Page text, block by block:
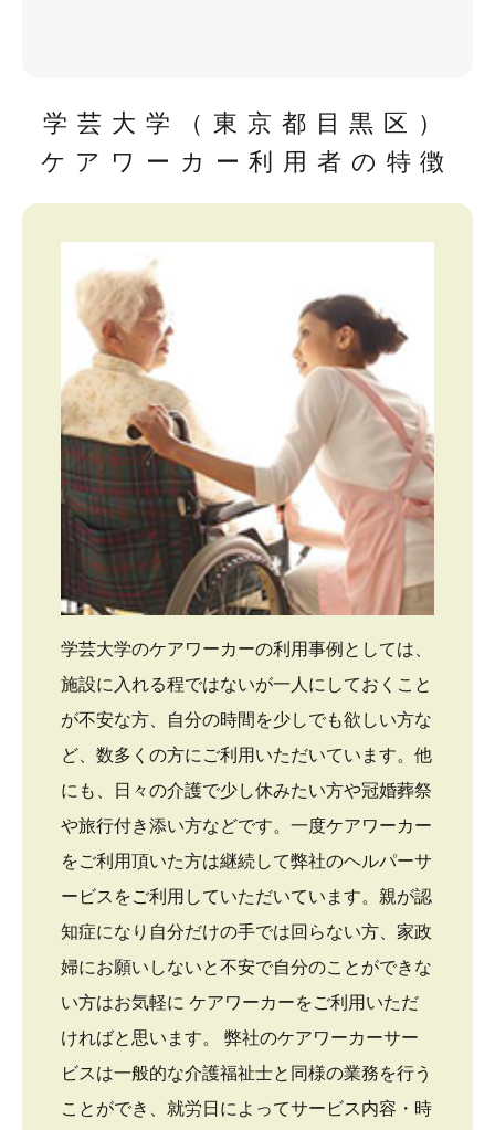
学芸大学（東京都目黒区）
ケアワーカー利用者の特徴
学芸大学のケアワーカーの利用事例としては、
施設に入れる程ではないが一人にしておくこと
が不安な方、自分の時間を少しでも欲しい方な
ど、数多くの方にご利用いただいています。他
にも、日々の介護で少し休みたい方や冠婚葬祭
や旅行付き添い方などです。一度ケアワーカー
をご利用頂いた方は継続して弊社のヘルパーサ
ービスをご利用していただいています。親が認
知症になり自分だけの手では回らない方、家政
婦にお願いしないと不安で自分のことができな
い方はお気軽に ケアワーカーをご利用いただ
ければと思います。 弊社のケアワーカーサー
ビスは一般的な介護福祉士と同様の業務を行う
ことができ、就労日によってサービス内容・時